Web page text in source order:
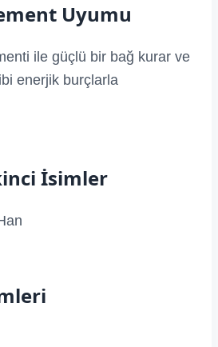
Uyumu
ile güçlü bir bağ kurar ve
enerjik burçlarla
İsimler